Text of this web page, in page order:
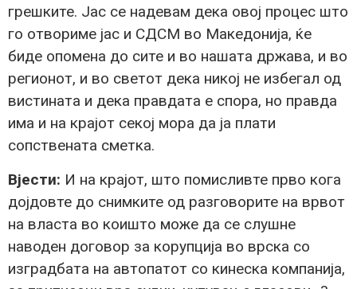
грешките. Јас се надевам дека овој процес што
го отвориме јас и СДСМ во Македонија, ќе
биде опомена до сите и во нашата држава, и во
регионот, и во светот дека никој не избегал од
вистината и дека правдата е спора, но правда
има и на крајот секој мора да ја плати
сопствената сметка.
Вјести: И на крајот, што помисливте прво кога
дојдовте до снимките од разговорите на врвот
на власта во коишто може да се слушне
наводен договор за корупција во врска со
изградбата на автопатот со кинеска компанија,